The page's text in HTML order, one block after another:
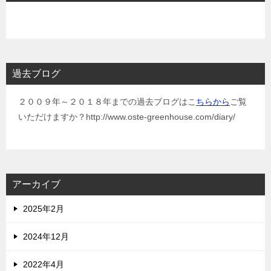
過去ブログ
２００９年～２０１８年までの過去ブログはこ ちらからご覧
いただけますか？http://www.oste-greenhouse.com/diary/
アーカイブ
2025年2月
2024年12月
2022年4月